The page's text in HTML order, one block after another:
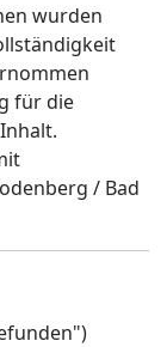
wurden
für die
/ Bad